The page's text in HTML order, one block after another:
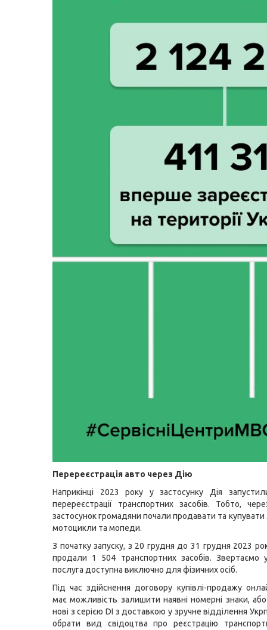
Перереєстрація авто через Дію
Наприкінці 2023 року у застосунку Дія
перереєстрації транспортних засобів. Тобто,
застосунок громадяни почали продавати та купувати
мотоцикли та мопеди.
З початку запуску, з 20 грудня до 31 грудня 2023
продали 1 504 транспортних засобів. Звертаємо
послуга доступна виключно для фізичних осіб.
Під час здійснення договору купівлі-продажу
має можливість залишити наявні номерні знаки,
нові з серією DI з доставкою у зручне відділення
обрати вид свідоцтва про реєстрацію